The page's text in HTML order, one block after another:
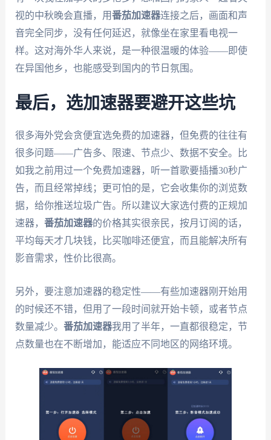
视的中秋晚会直播，用番茄加速器连接之后，画面和声
音完全同步，没有任何延迟，就像坐在家里看电视一
样。这对海外华人来说，是一种很温暖的体验——即使
在异国他乡，也能感受到国内的节日氛围。
最后，选加速器要避开这些坑
很多海外党会贪便宜选免费的加速器，但免费的往往有
很多问题——广告多、限速、节点少、数据不安全。比
如我之前用过一个免费加速器，听一首歌要插播30秒广
告，而且经常掉线；更可怕的是，它会收集你的浏览数
据，给你推送垃圾广告。所以建议大家选付费的正规加
速器， 番茄加速器的价格其实很亲民，按月订阅的话，
平均每天才几块钱，比买咖啡还便宜，而且能解决所有
影音需求，性价比很高。
另外，要注意加速器的稳定性——有些加速器刚开始用
的时候还不错，但用了一段时间就开始卡顿，或者节点
数量减少。 番茄加速器我用了半年，一直都很稳定，节
点数量也在不断增加，能适应不同地区的网络环境。